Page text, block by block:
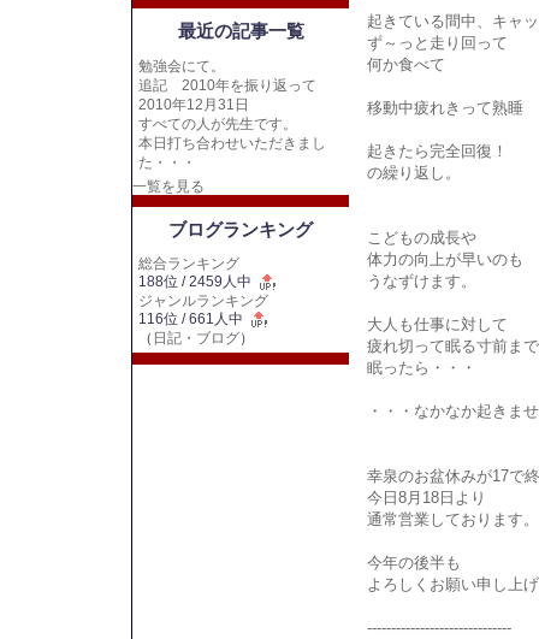
起きている間中、キャ
ず～っと走り回って
何か食べて
移動中疲れきって熟睡
起きたら完全回復！
の繰り返し。
こどもの成長や
体力の向上が早いのも
うなずけます。
大人も仕事に対して
疲れ切って眠る寸前ま
眠ったら・・・
・・・なかなか起きま
幸泉のお盆休みが17で
今日8月18日より
通常営業しております。
今年の後半も
よろしくお願い申し上
------------------------------
最近の記事一覧
勉強会にて。
追記 2010年を振り返って
2010年12月31日
すべての人が先生です。
本日打ち合わせいただきまし
た・・・
一覧を見る
ブログランキング
総合ランキング
188位 / 2459人中
ジャンルランキング
116位 / 661人中
（ 日記・ブログ）